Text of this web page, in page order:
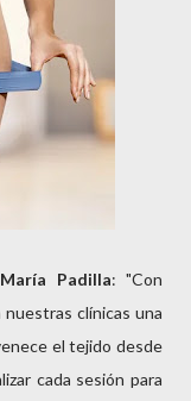
Padilla: "Con
clínicas una
el tejido desde
cada sesión para